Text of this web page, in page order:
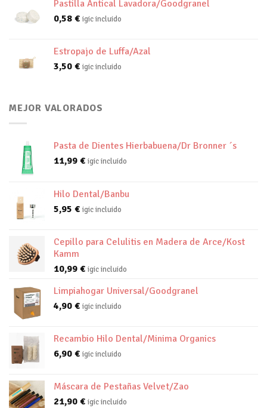
Pastilla Antical Lavadora/Goodgranel
0,58 € igic incluido
Estropajo de Luffa/Azal
3,50 € igic incluido
MEJOR VALORADOS
Pasta de Dientes Hierbabuena/Dr Bronner ´s
11,99 € igic incluido
Hilo Dental/Banbu
5,95 € igic incluido
Cepillo para Celulitis en Madera de Arce/Kost
Kamm
10,99 € igic incluido
Limpiahogar Universal/Goodgranel
4,90 € igic incluido
Recambio Hilo Dental/Minima Organics
6,90 € igic incluido
Máscara de Pestañas Velvet/Zao
21,90 € igic incluido